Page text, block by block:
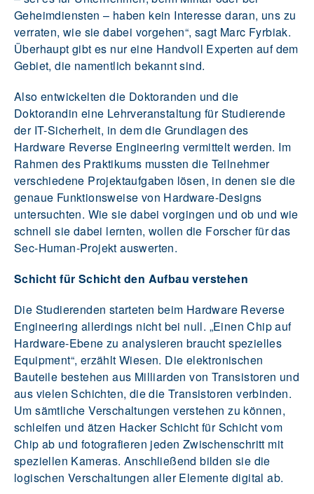
Geheimdiensten – haben kein Interesse daran, uns zu
verraten, wie sie dabei vorgehen“, sagt Marc Fyrbiak.
Überhaupt gibt es nur eine Handvoll Experten auf dem
Gebiet, die namentlich bekannt sind.
Also entwickelten die Doktoranden und die
Doktorandin eine Lehrveranstaltung für Studierende
der IT-Sicherheit, in dem die Grundlagen des
Hardware Reverse Engineering vermittelt werden. Im
Rahmen des Praktikums mussten die Teilnehmer
verschiedene Projektaufgaben lösen, in denen sie die
genaue Funktionsweise von Hardware-Designs
untersuchten. Wie sie dabei vorgingen und ob und wie
schnell sie dabei lernten, wollen die Forscher für das
Sec-Human-Projekt auswerten.
Schicht für Schicht den Aufbau verstehen
Die Studierenden starteten beim Hardware Reverse
Engineering allerdings nicht bei null. „Einen Chip auf
Hardware-Ebene zu analysieren braucht spezielles
Equipment“, erzählt Wiesen. Die elektronischen
Bauteile bestehen aus Milliarden von Transistoren und
aus vielen Schichten, die die Transistoren verbinden.
Um sämtliche Verschaltungen verstehen zu können,
schleifen und ätzen Hacker Schicht für Schicht vom
Chip ab und fotografieren jeden Zwischenschritt mit
speziellen Kameras. Anschließend bilden sie die
logischen Verschaltungen aller Elemente digital ab.